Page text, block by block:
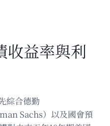
收益率與利
綜合德勤
Sachs）以及國會預